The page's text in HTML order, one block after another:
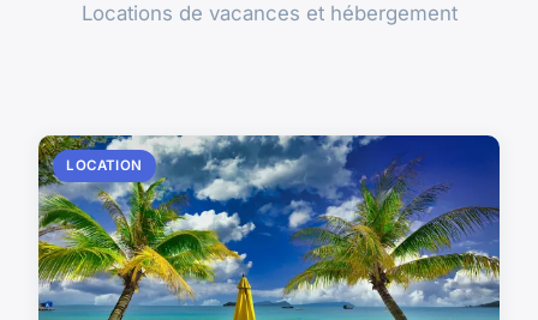
Locations de vacances et hébergement
LOCATION